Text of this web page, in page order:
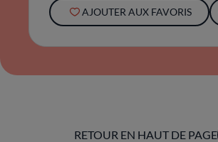
AJOUTER AUX FAVORIS
RETOUR EN HAUT DE PAGE